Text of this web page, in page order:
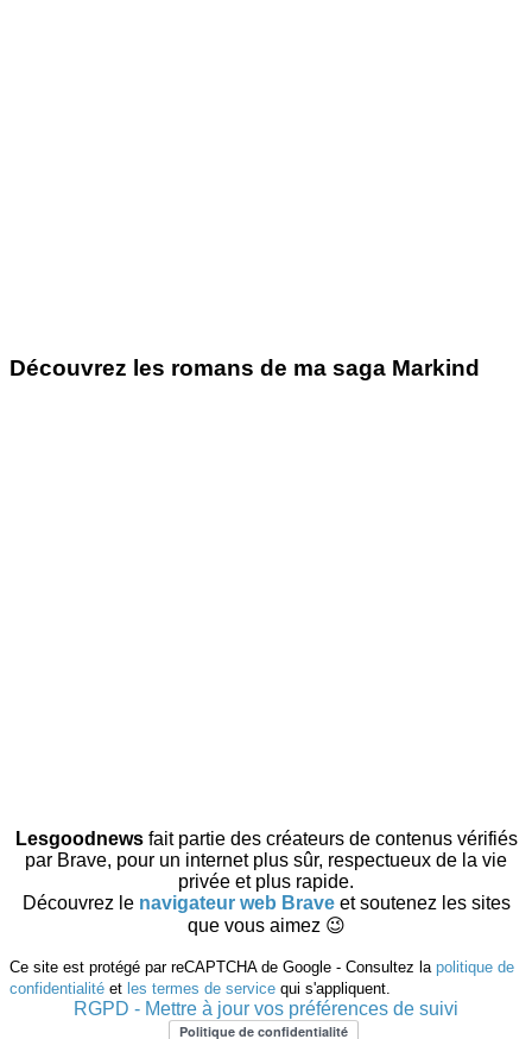
Découvrez les romans de ma saga Markind
Lesgoodnewsfait partie des créateurs de contenus vérifiés
par Brave, pour un internet plus sûr, respectueux de la vie
privée et plus rapide.
Découvrez le navigateur web Brave et soutenez les sites
que vous aimez 😉
Ce site est protégé par reCAPTCHA de Google - Consultez la politique de
confidentialité et les termes de service qui s'appliquent.
RGPD - Mettre à jour vos préférences de suivi